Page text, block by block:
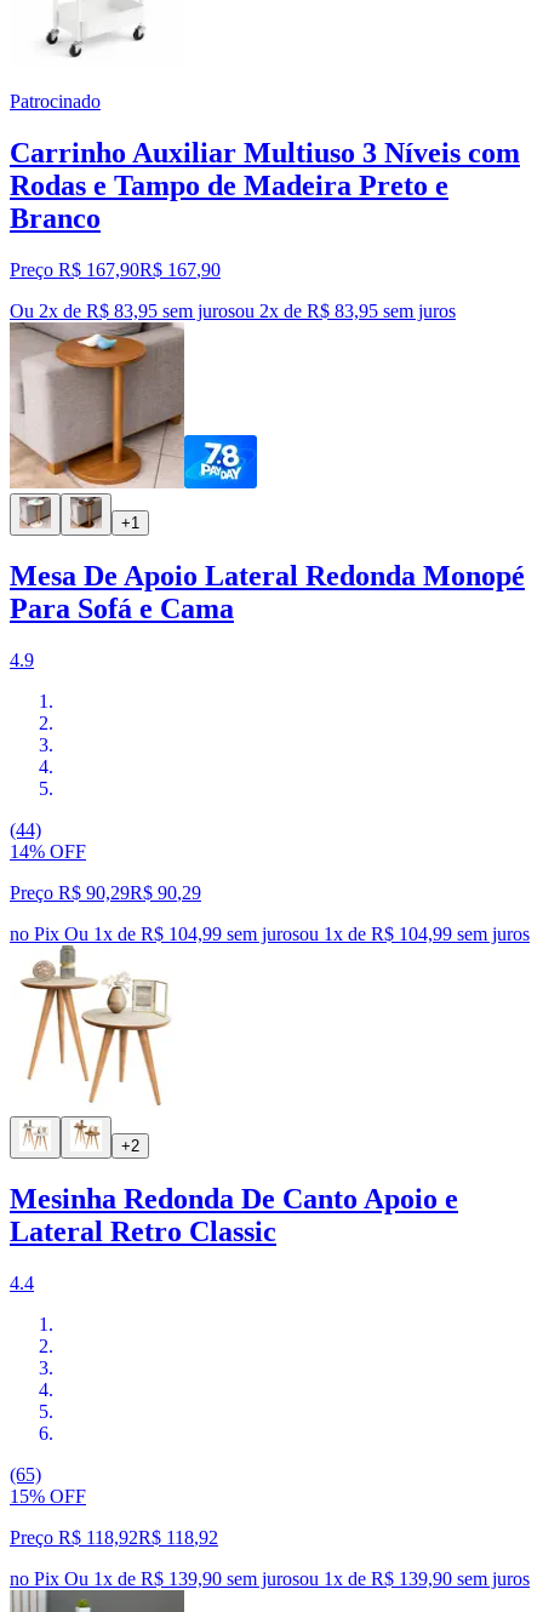
Patrocinado
Carrinho Auxiliar Multiuso 3 Níveis com
Rodas e Tampo de Madeira Preto e
Branco
Preço R$ 167,90R$ 167,90
Ou 2x de R$ 83,95 sem jurosou 2x de R$ 83,95 sem juros
+1
Mesa De Apoio Lateral Redonda Monopé
Para Sofá e Cama
4.9
(44)
14% OFF
Preço R$ 90,29R$ 90,29
no Pix Ou 1x de R$ 104,99 sem jurosou 1x de R$ 104,99 sem juros
+2
Mesinha Redonda De Canto Apoio e
Lateral Retro Classic
4.4
(65)
15% OFF
Preço R$ 118,92R$ 118,92
no Pix Ou 1x de R$ 139,90 sem jurosou 1x de R$ 139,90 sem juros